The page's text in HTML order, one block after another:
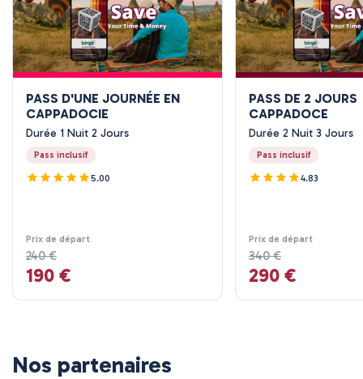
PASS D'UNE JOURNÉE EN
CAPPADOCIE
Durée 1 Nuit 2 Jours
Pass inclusif
5.00
Prix ​​de départ
240 €
190 €
PASS DE 2 JOURS
CAPPADOCE
Durée 2 Nuit 3 Jours
Pass inclusif
4.83
Prix ​​de départ
340 €
290 €
Nos partenaires